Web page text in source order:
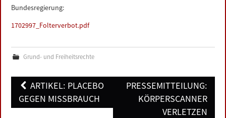
DATENSCHUTZERKLÄRUNG
Bundesregierung:
1702997_Folterverbot.pdf
Grund- und Freiheitsrechte
Post
navigation
ARTIKEL: PLACEBO
GEGEN MISSBRAUCH
PRESSEMITTEILUNG:
KÖRPERSCANNER
VERLETZEN